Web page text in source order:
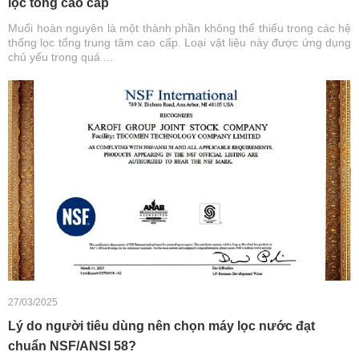
lọc tổng cao cấp
Muối hoàn nguyên là một thành phần không thể thiếu trong các hệ
thống lọc tổng trung tâm cao cấp. Loại vật liệu này được ứng dụng
chủ yếu trong quá ...
27/03/2025
Lý do người tiêu dùng nên chọn máy lọc nước đạt
chuẩn NSF/ANSI 58?